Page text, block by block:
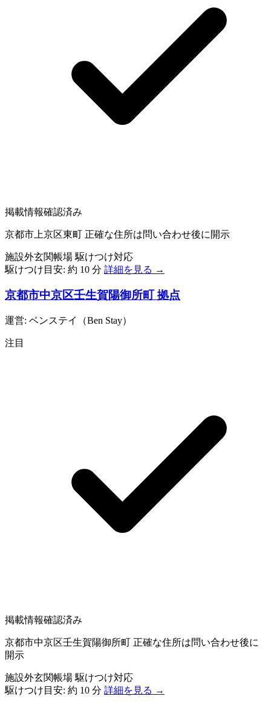
掲載情報確認済み
京都市上京区東町 正確な住所は問い合わせ後に開示
施設外玄関帳場 駆けつけ対応
駆けつけ目安: 約 10 分 詳細を見る →
京都市中京区壬生賀陽御所町 拠点
運営: ベンステイ（Ben Stay）
注目
掲載情報確認済み
京都市中京区壬生賀陽御所町 正確な住所は問い合わせ後に
開示
施設外玄関帳場 駆けつけ対応
駆けつけ目安: 約 10 分 詳細を見る →